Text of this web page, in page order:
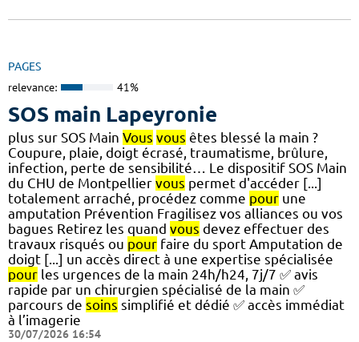
PAGES
relevance: 41%
SOS main Lapeyronie
plus sur SOS Main Vous vous êtes blessé la main ?
Coupure, plaie, doigt écrasé, traumatisme, brûlure,
infection, perte de sensibilité… Le dispositif SOS Main
du CHU de Montpellier vous permet d'accéder [...]
totalement arraché, procédez comme pour une
amputation Prévention Fragilisez vos alliances ou vos
bagues Retirez les quand vous devez effectuer des
travaux risqués ou pour faire du sport Amputation de
doigt [...] un accès direct à une expertise spécialisée
pour les urgences de la main 24h/h24, 7j/7 ✅ avis
rapide par un chirurgien spécialisé de la main ✅
parcours de soins simplifié et dédié ✅ accès immédiat
à l’imagerie
30/07/2026 16:54